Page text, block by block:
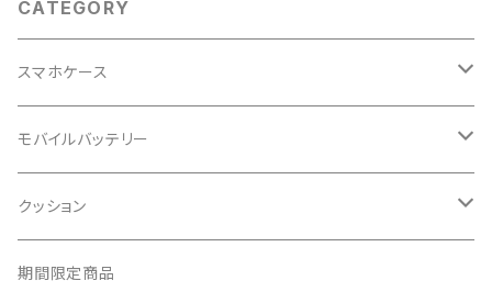
CATEGORY
スマホケース
れな
白系
黒系
AYANO
白系
佐藤えりか
モバイルバッテリー
れな
白系
佐藤えりか
クッション
れな
期間限定商品